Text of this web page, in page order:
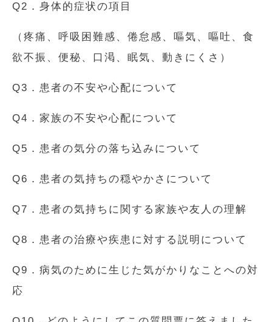
Q2．身体的症状の項目
（疼痛、呼吸困難感、倦怠感、嘔気、嘔吐、食
欲不振、便秘、口渇、眠気、動きにくさ）
Q3．患者の不安や心配について
Q4．家族の不安や心配について
Q5．患者の気分の落ち込みについて
Q6．患者の気持ちの穏やかさについて
Q7．患者の気持ちに関する家族や友人の理解
Q8．患者の治療や疾患に対する説明について
Q9．病気のために生じた気がかりなことへの対
応